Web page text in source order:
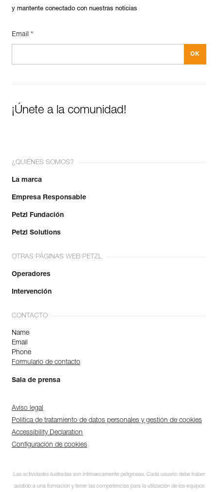
y mantente conectado con nuestras noticias
Email *
¡Únete a la comunidad!
¿QUIÉNES SOMOS?
La marca
Empresa Responsable
Petzl Fundación
Petzl Solutions
OTRAS PÁGINAS WEB PETZL
Operadores
Intervención
CONTACTO
Name
Email
Phone
Formulario de contacto
Sala de prensa
Aviso legal
Política de tratamiento de datos personales y gestión de cookies
Accessibility Declaration
Configuración de cookies
Las actividades ilustradas son intrínsecamente peligrosas. Cada usuario debe haber
asistido a una formación y tener las competencias para la utilización de los equipos